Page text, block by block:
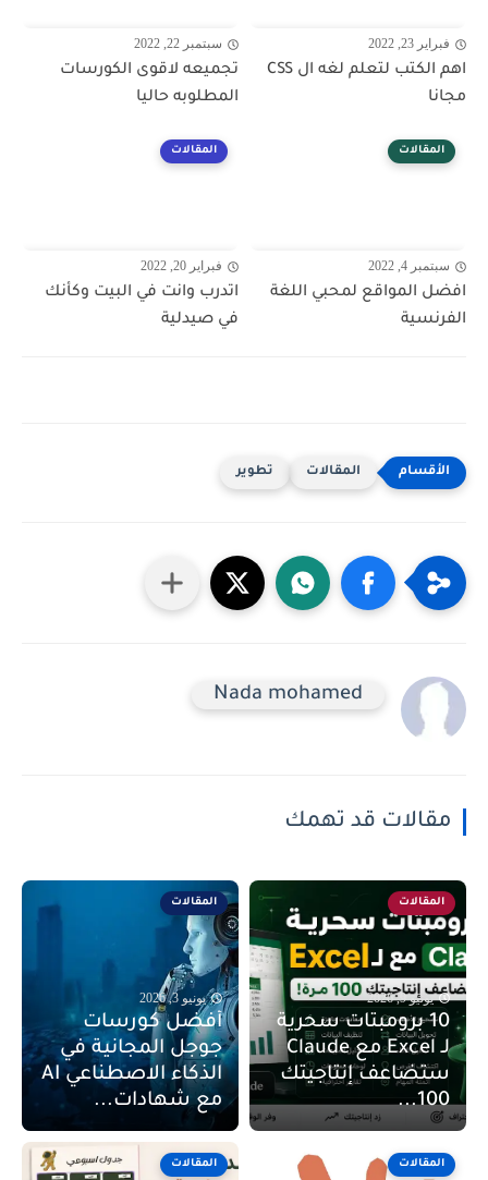
فبراير 23, 2022
اهم الكتب لتعلم لغه ال CSS
مجانا
سبتمبر 22, 2022
تجميعه لاقوى الكورسات
المطلوبه حاليا
المقالات
سبتمبر 4, 2022
افضل المواقع لمحبي اللغة
الفرنسية
المقالات
فبراير 20, 2022
اتدرب وانت في البيت وكأنك
في صيدلية
المقالات تطوير
Nada mohamed
مقالات قد تهمك
المقالات
يونيو 9, 2026
10 برومبتات سحرية
لـ Excel مع Claude
ستضاعف إنتاجيتك
100...
المقالات
يونيو 3, 2026
أفضل كورسات
جوجل المجانية في
الذكاء الاصطناعي AI
مع شهادات...
المقالات المقالات